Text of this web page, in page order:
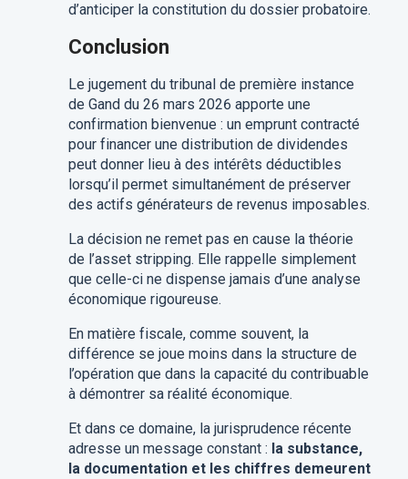
d’anticiper la constitution du dossier probatoire.
Conclusion
Le jugement du tribunal de première instance
de Gand du 26 mars 2026 apporte une
confirmation bienvenue : un emprunt contracté
pour financer une distribution de dividendes
peut donner lieu à des intérêts déductibles
lorsqu’il permet simultanément de préserver
des actifs générateurs de revenus imposables.
La décision ne remet pas en cause la théorie
de l’asset stripping. Elle rappelle simplement
que celle-ci ne dispense jamais d’une analyse
économique rigoureuse.
En matière fiscale, comme souvent, la
différence se joue moins dans la structure de
l’opération que dans la capacité du contribuable
à démontrer sa réalité économique.
Et dans ce domaine, la jurisprudence récente
adresse un message constant : la substance,
la documentation et les chiffres demeurent